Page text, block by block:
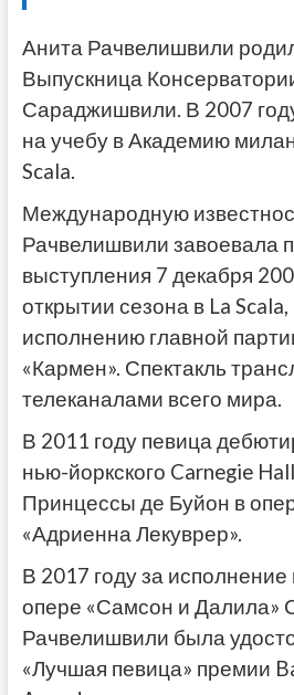
Анита Рачвелишвили
Выпускница
Сараджишвили. В 2007
на учебу в Академию
Scala.
Международную
Рачвелишвили завоевала
выступления 7 декабря
открытии сезона в La
исполнению главной
«Кармен». Спектакль
телеканалами всего мира.
В 2011 году певица
нью-йоркского Carnegie
Принцессы де Буйон в
«Адриенна Лекуврер».
В 2017 году за
опере «Самсон и Далила»
Рачвелишвили была
«Лучшая певица» премии